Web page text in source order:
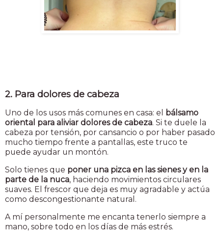
2. Para dolores de cabeza
Uno de los usos más comunes en casa: el bálsamo
oriental para aliviar dolores de cabeza. Si te duele la
cabeza por tensión, por cansancio o por haber pasado
mucho tiempo frente a pantallas, este truco te
puede ayudar un montón.
Solo tienes que poner una pizca en las sienes y en la
parte de la nuca, haciendo movimientos circulares
suaves. El frescor que deja es muy agradable y actúa
como descongestionante natural.
A mí personalmente me encanta tenerlo siempre a
mano, sobre todo en los días de más estrés.